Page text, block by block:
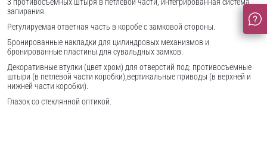
запирания.
Регулируемая ответная часть в коробе с замковой стороны.
Бронированные накладки для цилиндровых механизмов и
бронированные пластины для сувальдных замков.
Декоративные втулки (цвет хром) для отверстий под: противосъемные
штыри (в петлевой части коробки),вертикальные приводы (в верхней и
нижней части коробки).
Глазок со стеклянной оптикой.